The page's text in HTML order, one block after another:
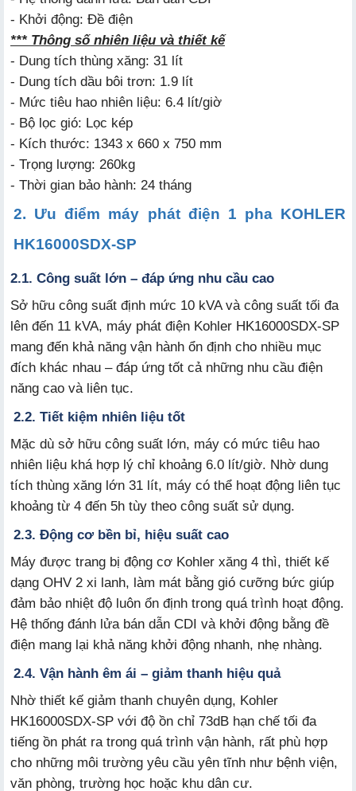
- Khởi động: Đề điện
*** Thông số nhiên liệu và thiết kế
- Dung tích thùng xăng: 31 lít
- Dung tích dầu bôi trơn: 1.9 lít
- Mức tiêu hao nhiên liệu: 6.4 lít/giờ
- Bộ lọc gió: Lọc kép
- Kích thước: 1343 x 660 x 750 mm
- Trọng lượng: 260kg
- Thời gian bảo hành: 24 tháng
2. Ưu điểm máy phát điện 1 pha KOHLER
HK16000SDX-SP
2.1. Công suất lớn – đáp ứng nhu cầu cao
Sở hữu công suất định mức 10 kVA và công suất tối đa
lên đến 11 kVA, máy phát điện Kohler HK16000SDX-SP
mang đến khả năng vận hành ổn định cho nhiều mục
đích khác nhau – đáp ứng tốt cả những nhu cầu điện
năng cao và liên tục.
2.2. Tiết kiệm nhiên liệu tốt
Mặc dù sở hữu công suất lớn, máy có mức tiêu hao
nhiên liệu khá hợp lý chỉ khoảng 6.0 lít/giờ. Nhờ dung
tích thùng xăng lớn 31 lít, máy có thể hoạt động liên tục
khoảng từ 4 đến 5h tùy theo công suất sử dụng.
2.3. Động cơ bền bỉ, hiệu suất cao
Máy được trang bị động cơ Kohler xăng 4 thì, thiết kế
dạng OHV 2 xi lanh, làm mát bằng gió cưỡng bức giúp
đảm bảo nhiệt độ luôn ổn định trong quá trình hoạt động.
Hệ thống đánh lửa bán dẫn CDI và khởi động bằng đề
điện mang lại khả năng khởi động nhanh, nhẹ nhàng.
2.4. Vận hành êm ái – giảm thanh hiệu quả
Nhờ thiết kế giảm thanh chuyên dụng, Kohler
HK16000SDX-SP với độ ồn chỉ 73dB hạn chế tối đa
tiếng ồn phát ra trong quá trình vận hành, rất phù hợp
cho những môi trường yêu cầu yên tĩnh như bệnh viện,
văn phòng, trường học hoặc khu dân cư.